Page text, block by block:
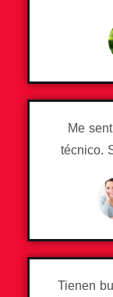
Me
técnico.
Tienen